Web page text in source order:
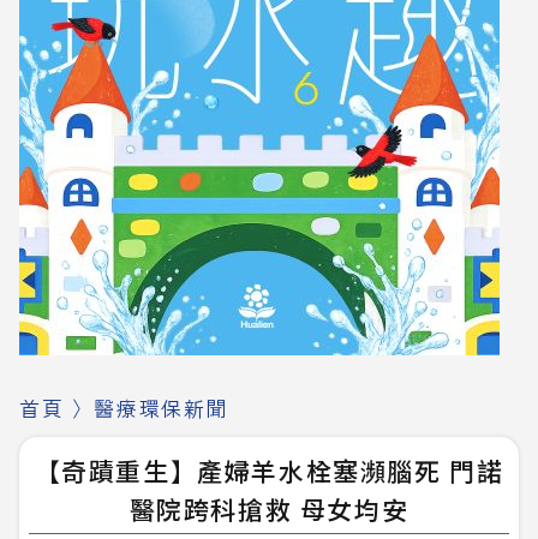
首頁 〉 醫療環保新聞
【奇蹟重生】產婦羊水栓塞瀕腦死 門諾
醫院跨科搶救 母女均安